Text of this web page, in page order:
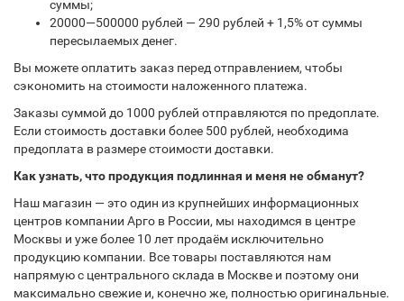
суммы;
20000—500000 рублей — 290 рублей + 1,5% от суммы
пересылаемых денег.
Вы можете оплатить заказ перед отправлением, чтобы
сэкономить на стоимости наложенного платежа.
Заказы суммой до 1000 рублей отправляются по предоплате.
Если стоимость доставки более 500 рублей, необходима
предоплата в размере стоимости доставки.
Как узнать, что продукция подлинная и меня не обманут?
Наш магазин — это один из крупнейших информационных
центров компании Арго в России, мы находимся в центре
Москвы и уже более 10 лет продаём исключительно
продукцию компании. Все товары поставляются нам
напрямую с центрального склада в Москве и поэтому они
максимально свежие и, конечно же, полностью оригинальные.